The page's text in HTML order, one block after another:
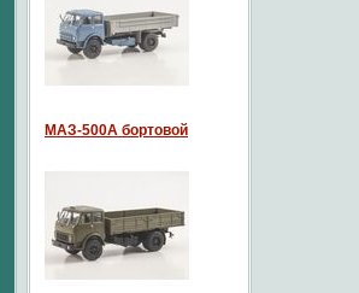
МАЗ-500А бортовой